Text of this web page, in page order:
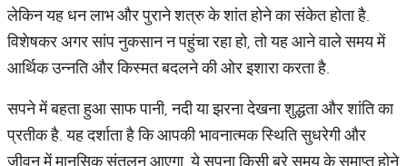
लेकिन यह धन लाभ और पुराने शत्रु के शांत होने का संकेत होता है.
विशेषकर अगर सांप नुकसान न पहुंचा रहा हो, तो यह आने वाले समय में
आर्थिक उन्नति और किस्मत बदलने की ओर इशारा करता है.
सपने में बहता हुआ साफ पानी, नदी या झरना देखना शुद्धता और शांति का
प्रतीक है. यह दर्शाता है कि आपकी भावनात्मक स्थिति सुधरेगी और
जीवन में मानसिक संतुलन आएगा. ये सपना किसी बुरे समय के समाप्त होने